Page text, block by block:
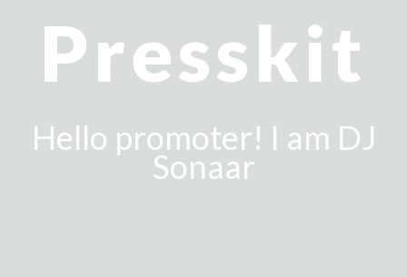
Presskit
Hello promoter! I am DJ
Sonaar